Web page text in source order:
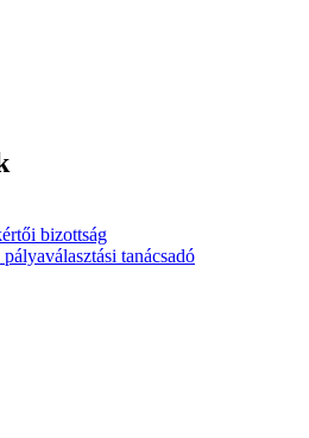
bizottság
tanácsadó